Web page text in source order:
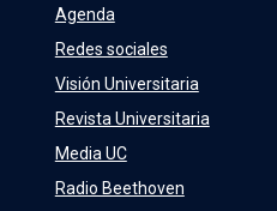
Agenda
Redes sociales
Visión Universitaria
Revista Universitaria
Media UC
Radio Beethoven